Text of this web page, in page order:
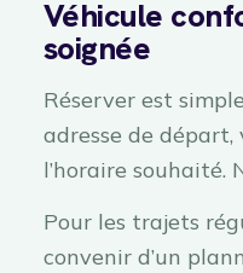
Véhicule
soignée
Réserver est
adresse de
l’horaire souhaité.
Pour les trajets
convenir d’un